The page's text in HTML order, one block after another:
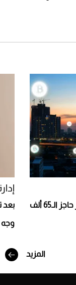
بيتكوين عند مفترق الطرق.. هل تكسر حاجز الـ65 ألف
وجه
المزيد